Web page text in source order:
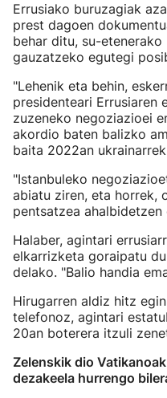
Errusiako buruzagiak
prest dagoen
behar ditu, su-
gauzatzeko egutegi
"Lehenik eta behin,
presidenteari Errusiaren
zuzeneko negoziazioei
akordio baten balizko
baita 2022an
"Istanbuleko
abiatu ziren, eta horrek,
pentsatzea
Halaber, agintari
elkarrizketa goraipatu
delako. "Balio handia
Hirugarren aldiz hitz
telefonoz, agintari
20an boterera itzuli
Zelenskik dio
dezakeela hurrengo